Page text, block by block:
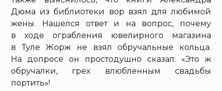
Дюма из библиотеки вор взял для любимой
жены. Нашелся ответ и на вопрос, почему
в ходе ограбления ювелирного магазина
в Туле Жорж не взял обручальные кольца.
На допросе он простодушно сказал: «Это ж
обручалки, грех влюбленным свадьбы
портить»!